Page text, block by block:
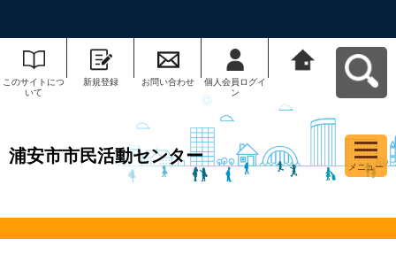
このサイトにつ
いて
新規登録 お問い合わせ
個人会員ログイ
ン
浦安市市民活動センター
メニュー